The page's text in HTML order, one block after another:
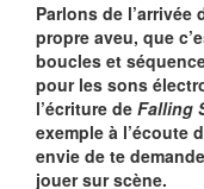
Parlons de
propre aveu, que
boucles et
pour les sons
l’écriture de Falling
exemple à l’écoute
envie de te
jouer sur scène.